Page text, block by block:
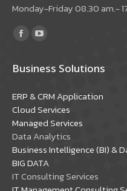
Monday-Friday 08.30 am.-
Find us on:
Facebook
opens
new
window
YouTube
opens
new
window
Business Solutions
ERP & CRM Application
Cloud Services
Managed Services
Data Analytics
Business Intelligence (BI) &
BIG DATA
IT Consulting Services